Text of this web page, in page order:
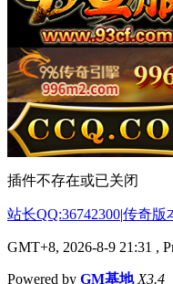
插件不存在或已关闭
站长QQ:36742300|传奇版
GMT+8, 2026-8-9 21:31 ,
Powered by GM基地 X3.4